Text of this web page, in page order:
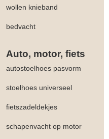
wollen knieband
bedvacht
Auto, motor, fiets
autostoelhoes pasvorm
stoelhoes universeel
fietszadeldekjes
schapenvacht op motor